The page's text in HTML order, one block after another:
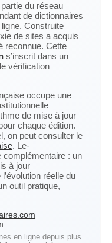
du réseau
de dictionnaires
Construite
de sites a acquis
reconnue. Cette
s’inscrit dans un
vérification
occupe une
de mise à jour
chaque édition.
on peut consulter le
. Le-
complémentaire : un
à jour
réelle du
outil pratique,
en ligne depuis plus